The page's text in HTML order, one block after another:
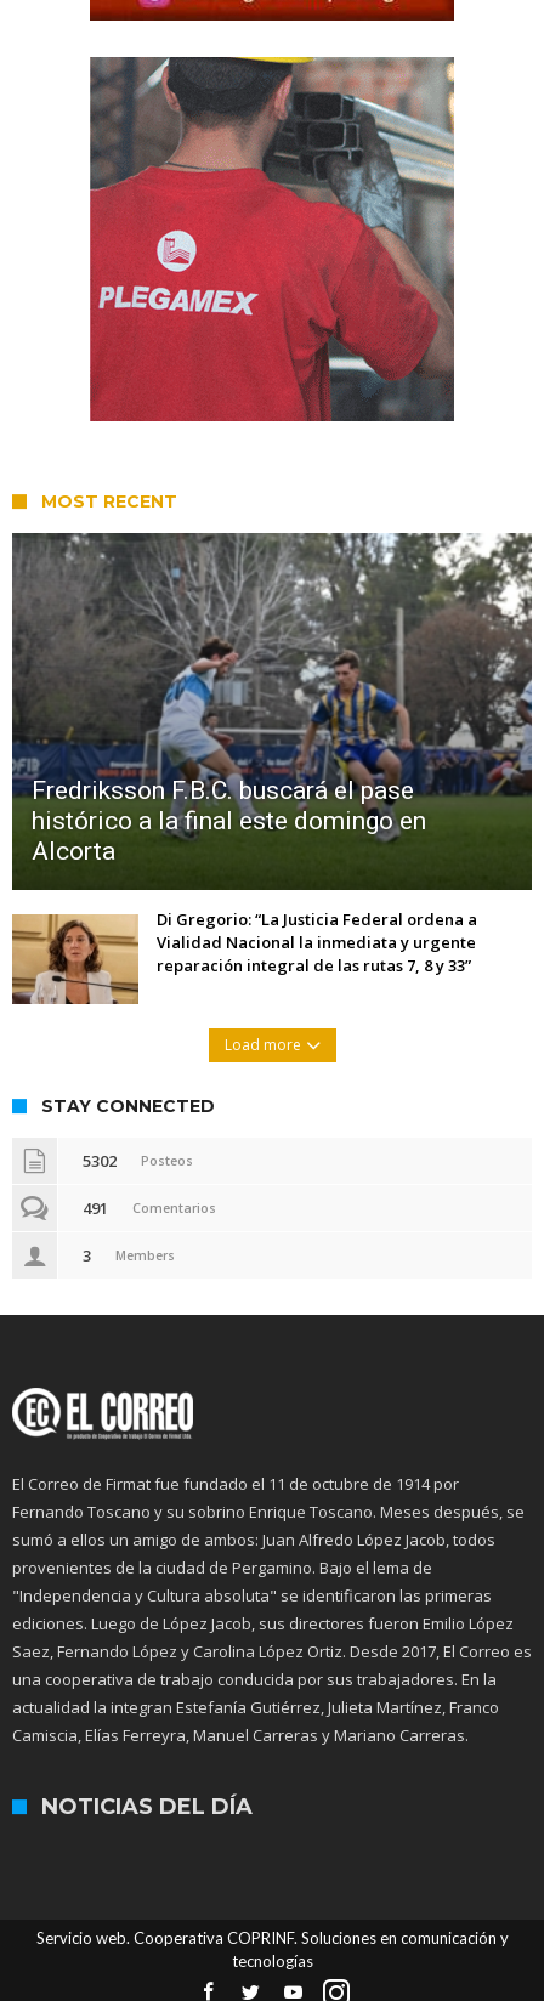
MOST RECENT
Fredriksson F.B.C. buscará el pase
histórico a la final este domingo en
Alcorta
Di Gregorio: “La Justicia Federal ordena a
Vialidad Nacional la inmediata y urgente
reparación integral de las rutas 7, 8 y 33”
Load more
STAY CONNECTED
5302 Posteos
491 Comentarios
3 Members
El Correo de Firmat fue fundado el 11 de octubre de 1914 por
Fernando Toscano y su sobrino Enrique Toscano. Meses después, se
sumó a ellos un amigo de ambos: Juan Alfredo López Jacob, todos
provenientes de la ciudad de Pergamino. Bajo el lema de
"Independencia y Cultura absoluta" se identificaron las primeras
ediciones. Luego de López Jacob, sus directores fueron Emilio López
Saez, Fernando López y Carolina López Ortiz. Desde 2017, El Correo es
una cooperativa de trabajo conducida por sus trabajadores. En la
actualidad la integran Estefanía Gutiérrez, Julieta Martínez, Franco
Camiscia, Elías Ferreyra, Manuel Carreras y Mariano Carreras.
NOTICIAS DEL DÍA
Servicio web. Cooperativa COPRINF. Soluciones en comunicación y
tecnologías